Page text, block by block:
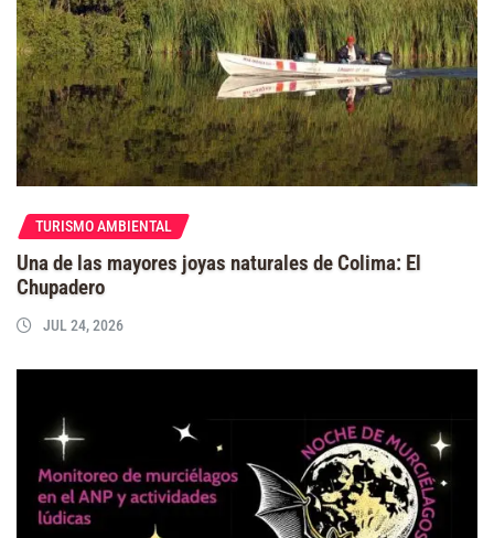
TURISMO AMBIENTAL
Una de las mayores joyas naturales de Colima: El
Chupadero
JUL 24, 2026